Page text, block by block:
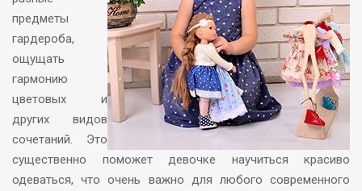
предметы
гардероба,
ощущать
гармонию
цветовых и
других видов
сочетаний. Это
существенно поможет девочке научиться красиво
одеваться, что очень важно для любого современного